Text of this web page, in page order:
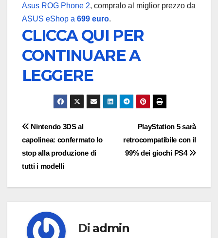
Asus ROG Phone 2, compralo al miglior prezzo da
ASUS eShop a 699 euro.
CLICCA QUI PER
CONTINUARE A
LEGGERE
Navigazione
articoli
PlayStation 5 sarà
retrocompatibile con il
99% dei giochi PS4
Nintendo 3DS al
capolinea: confermato lo
stop alla produzione di
tutti i modelli
Di admin